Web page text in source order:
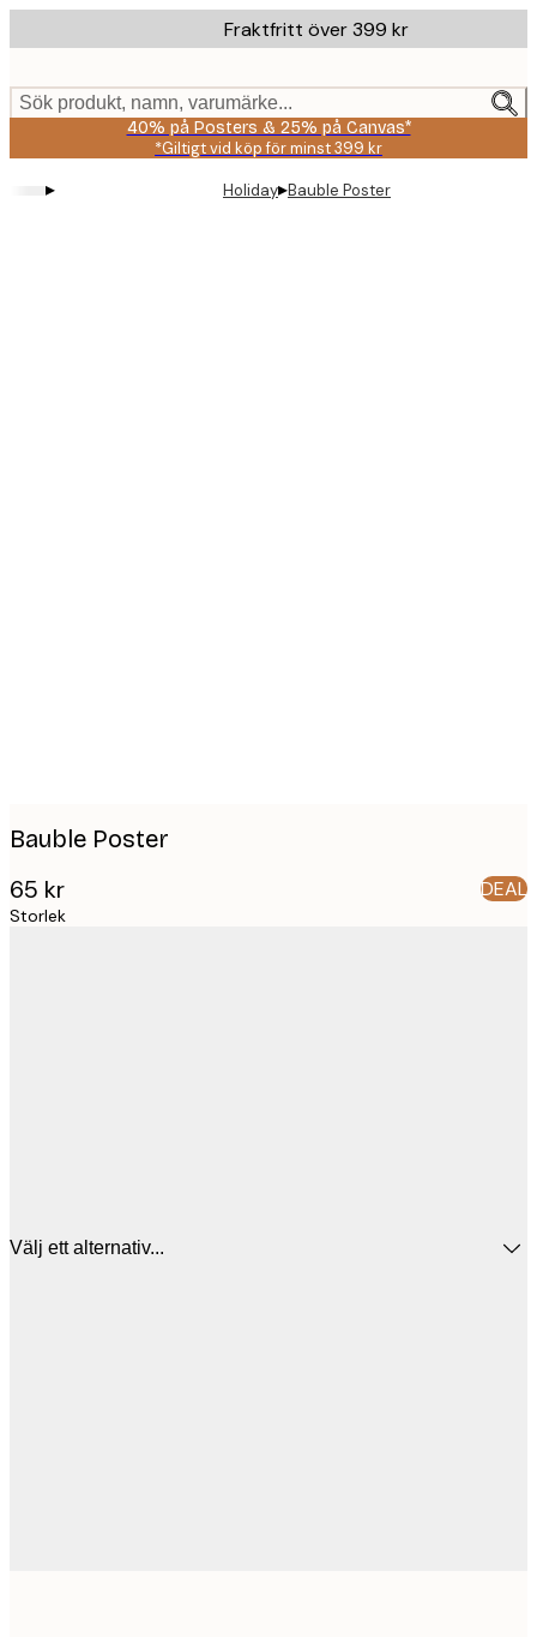
to
content.
Fraktfritt över 399 kr
Sök produkt, namn, varumärke...
40% på Posters & 25% på Canvas*
*Giltigt vid köp för minst 399 kr
▸ Holiday▸Bauble Poster
Bauble Poster
65 kr DEAL
Storlek
Välj ett alternativ...